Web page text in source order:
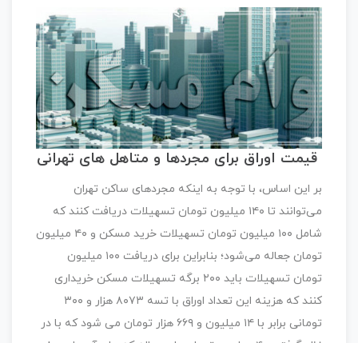
قیمت اوراق برای مجردها و متاهل های تهرانی
بر این اساس، با توجه به اینکه مجردهای ساکن تهران
می‌توانند تا ۱۴۰ میلیون تومان تسهیلات دریافت کنند که
شامل ۱۰۰ میلیون تومان تسهیلات خرید مسکن و ۴۰ میلیون
تومان جعاله می‌شود؛ بنابراین برای دریافت ۱۰۰ میلیون
تومان تسهیلات باید ۲۰۰ برگه تسهیلات مسکن خریداری
کنند که هزینه این تعداد اوراق با تسه ۸۰۷۳ هزار و ۳۰۰
تومانی برابر با ۱۴ میلیون و ۶۶۹ هزار تومان می شود که با در